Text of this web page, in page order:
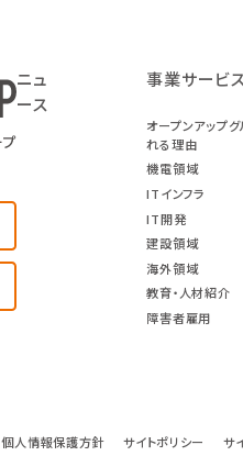
ニュ
ース
事業サービ
オープンアップ
れる理由
機電領域
ITインフラ
IT開発
建設領域
海外領域
教育・人材紹介
障害者雇用
個人情報保護方針 サイトポリシー サ